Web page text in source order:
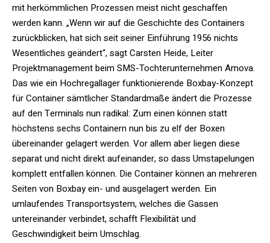
mit herkömmlichen Prozessen meist nicht geschaffen
werden kann. „Wenn wir auf die Geschichte des Containers
zurückblicken, hat sich seit seiner Einführung 1956 nichts
Wesentliches geändert“, sagt Carsten Heide, Leiter
Projektmanagement beim SMS-Tochterunternehmen Amova.
Das wie ein Hochregallager funktionierende Boxbay-Konzept
für Container sämtlicher Standardmaße ändert die Prozesse
auf den Terminals nun radikal: Zum einen können statt
höchstens sechs Containern nun bis zu elf der Boxen
übereinander gelagert werden. Vor allem aber liegen diese
separat und nicht direkt aufeinander, so dass Umstapelungen
komplett entfallen können. Die Container können an mehreren
Seiten von Boxbay ein- und ausgelagert werden. Ein
umlaufendes Transportsystem, welches die Gassen
untereinander verbindet, schafft Flexibilität und
Geschwindigkeit beim Umschlag.